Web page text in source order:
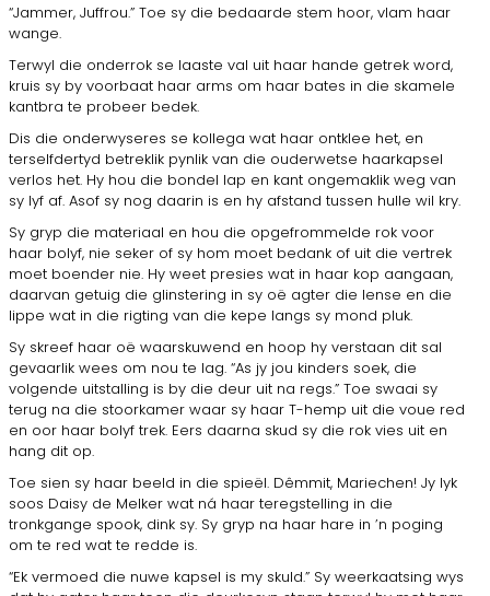
“Jammer, Juffrou.” Toe sy die bedaarde stem hoor, vlam haar
wange.
Terwyl die onderrok se laaste val uit haar hande getrek word,
kruis sy by voorbaat haar arms om haar bates in die skamele
kantbra te probeer bedek.
Dis die onderwyseres se kollega wat haar ontklee het, en
terselfdertyd betreklik pynlik van die ouderwetse haarkapsel
verlos het. Hy hou die bondel lap en kant ongemaklik weg van
sy lyf af. Asof sy nog daarin is en hy afstand tussen hulle wil kry.
Sy gryp die materiaal en hou die opgefrommelde rok voor
haar bolyf, nie seker of sy hom moet bedank of uit die vertrek
moet boender nie. Hy weet presies wat in haar kop aangaan,
daarvan getuig die glinstering in sy oë agter die lense en die
lippe wat in die rigting van die kepe langs sy mond pluk.
Sy skreef haar oë waarskuwend en hoop hy verstaan dit sal
gevaarlik wees om nou te lag. “As jy jou kinders soek, die
volgende uitstalling is by die deur uit na regs.” Toe swaai sy
terug na die stoorkamer waar sy haar T-hemp uit die voue red
en oor haar bolyf trek. Eers daarna skud sy die rok vies uit en
hang dit op.
Toe sien sy haar beeld in die spieël. Dêmmit, Mariechen! Jy lyk
soos Daisy de Melker wat ná haar teregstelling in die
tronkgange spook, dink sy. Sy gryp na haar hare in ’n poging
om te red wat te redde is.
“Ek vermoed die nuwe kapsel is my skuld.” Sy weerkaatsing wys